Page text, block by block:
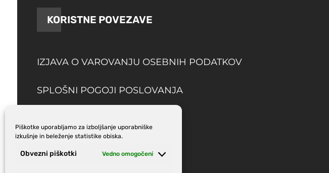
Piškotke uporabljamo za izboljšanje uporabniške
izkušnje in beleženje statistike obiska.
Obvezni piškotki Vedno omogočeni
KORISTNE POVEZAVE
IZJAVA O VAROVANJU OSEBNIH PODATKOV
SPLOŠNI POGOJI POSLOVANJA